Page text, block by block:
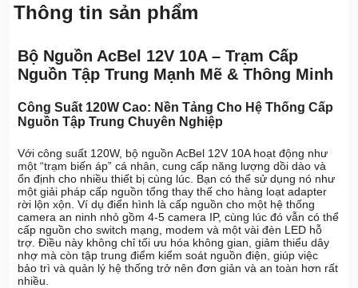
Thông tin sản phẩm
Bộ Nguồn AcBel 12V 10A – Trạm Cấp
Nguồn Tập Trung Mạnh Mẽ & Thông Minh
Công Suất 120W Cao: Nền Tảng Cho Hệ Thống Cấp
Nguồn Tập Trung Chuyên Nghiệp
Với công suất 120W, bộ nguồn AcBel 12V 10A hoạt động như
một “trạm biến áp” cá nhân, cung cấp năng lượng dồi dào và
ổn định cho nhiều thiết bị cùng lúc. Bạn có thể sử dụng nó như
một giải pháp cấp nguồn tổng thay thế cho hàng loạt adapter
rời lộn xộn. Ví dụ điển hình là cấp nguồn cho một hệ thống
camera an ninh nhỏ gồm 4-5 camera IP, cùng lúc đó vẫn có thể
cấp nguồn cho switch mạng, modem và một vài đèn LED hỗ
trợ. Điều này không chỉ tối ưu hóa không gian, giảm thiểu dây
nhợ mà còn tập trung điểm kiểm soát nguồn điện, giúp việc
bảo trì và quản lý hệ thống trở nên đơn giản và an toàn hơn rất
nhiều.